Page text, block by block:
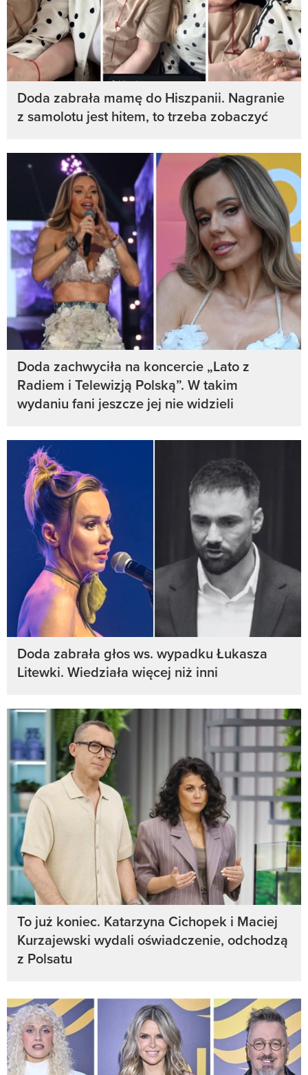
Doda zabrała mamę do Hiszpanii. Nagranie
z samolotu jest hitem, to trzeba zobaczyć
Doda zachwyciła na koncercie „Lato z
Radiem i Telewizją Polską”. W takim
wydaniu fani jeszcze jej nie widzieli
Doda zabrała głos ws. wypadku Łukasza
Litewki. Wiedziała więcej niż inni
To już koniec. Katarzyna Cichopek i Maciej
Kurzajewski wydali oświadczenie, odchodzą
z Polsatu